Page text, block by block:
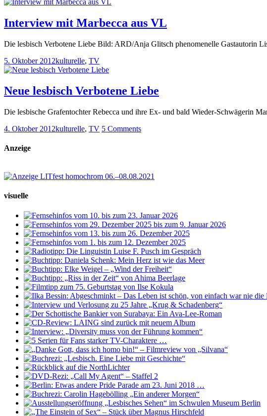
Interview mit Marbecca aus VL
Die lesbisch Verbotene Liebe Bild: ARD/Anja Glitsch phenomenelle Gastautorin
5. Oktober 2012kulturelle, TV
Neue lesbisch Verbotene Liebe
Die lesbische Grafentochter Rebecca und ihre Ex- und bald Wieder-Schwägerin
4. Oktober 2012kulturelle, TV 5 Comments
Anzeige
visuelle